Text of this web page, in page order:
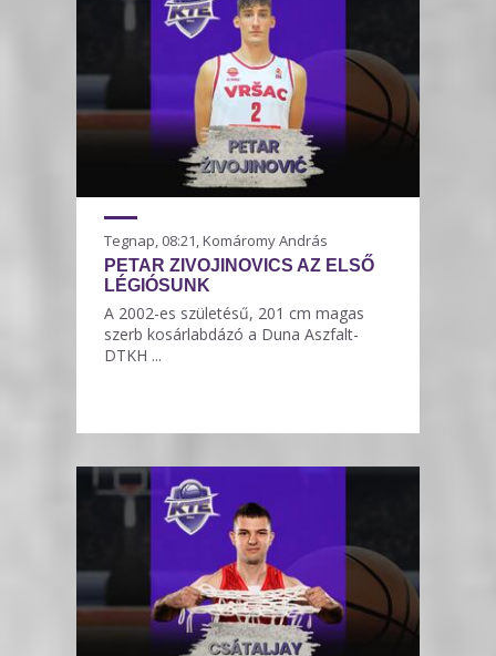
Tegnap, 08:21, Komáromy András
PETAR ZIVOJINOVICS AZ ELSŐ
LÉGIÓSUNK
A 2002-es születésű, 201 cm magas
szerb kosárlabdázó a Duna Aszfalt-
DTKH ...